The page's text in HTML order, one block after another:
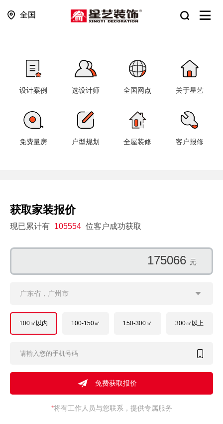
全国
设计案例 选设计师 全国网点 关于星艺
免费量房 户型规划 全屋装修 客户报修
获取家装报价
现已累计有 105554 位客户成功获取
154985 元
广东省，广州市
100㎡以内 100-150㎡ 150-300㎡ 300㎡以上
*将有工作人员与您联系，提供专属服务